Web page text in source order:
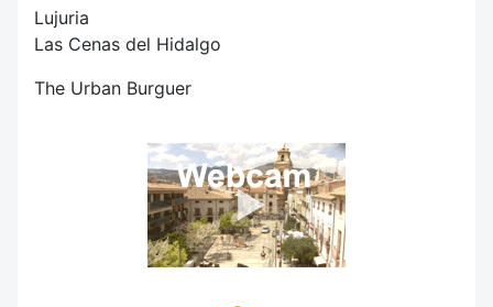
Lujuria
Las Cenas del Hidalgo
The Urban Burguer